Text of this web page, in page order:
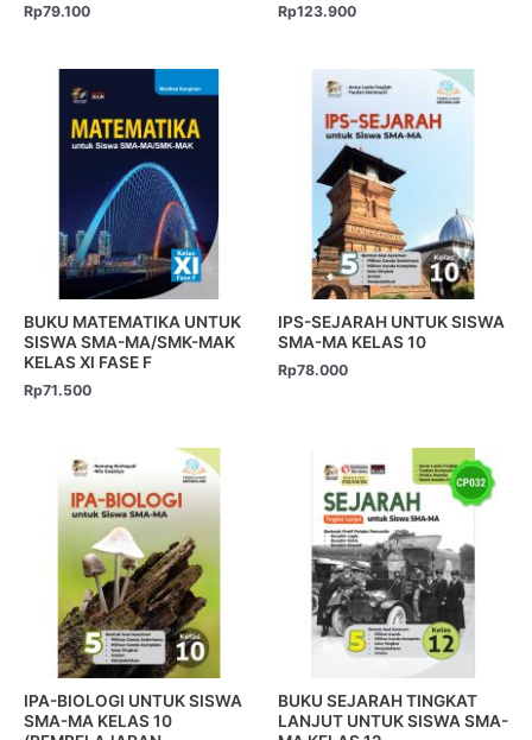
Rp79.100 Rp123.900
BUKU MATEMATIKA UNTUK
SISWA SMA-MA/SMK-MAK
KELAS XI FASE F
Rp71.500
IPS-SEJARAH UNTUK SISWA
SMA-MA KELAS 10
Rp78.000
IPA-BIOLOGI UNTUK SISWA
SMA-MA KELAS 10
BUKU SEJARAH TINGKAT
LANJUT UNTUK SISWA SMA-